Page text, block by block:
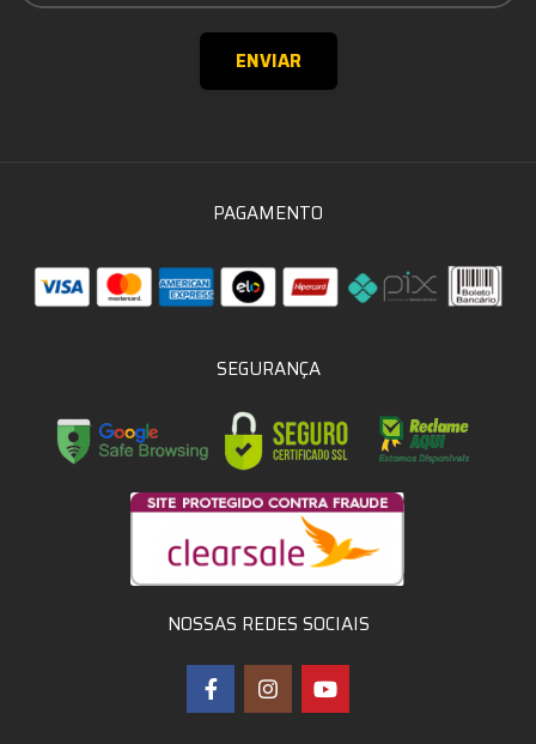
PAGAMENTO
SEGURANÇA
NOSSAS REDES SOCIAIS